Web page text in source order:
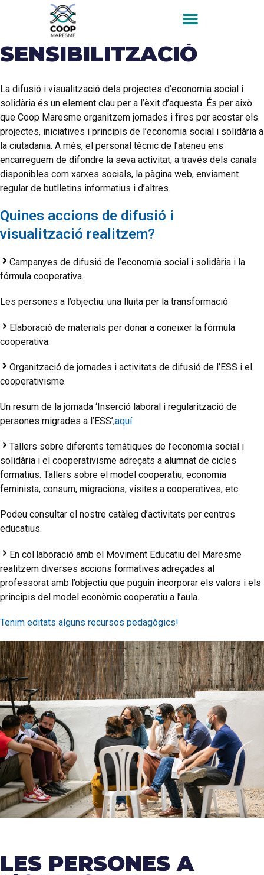
SENSIBILITZACIÓ
La difusió i visualització dels projectes d’economia social i
solidària és un element clau per a l’èxit d’aquesta. És per això
que Coop Maresme organitzem jornades i fires per acostar els
projectes, iniciatives i principis de l’economia social i solidària a
la ciutadania. A més, el personal tècnic de l’ateneu ens
encarreguem de difondre la seva activitat, a través dels canals
disponibles com xarxes socials, la pàgina web, enviament
regular de butlletins informatius i d’altres.
Quines accions de difusió i
visualització realitzem?
Campanyes de difusió de l’economia social i solidària i la
fórmula cooperativa.
Les persones a l’objectiu: una lluita per la transformació
Elaboració de materials per donar a coneixer la fórmula
cooperativa.
Organització de jornades i activitats de difusió de l’ESS i el
cooperativisme.
Un resum de la jornada ‘Inserció laboral i regularització de
persones migrades a l’ESS’,aquí
Tallers sobre diferents temàtiques de l’economia social i
solidària i el cooperativisme adreçats a alumnat de cicles
formatius. Tallers sobre el model cooperatiu, economia
feminista, consum, migracions, visites a cooperatives, etc.
Podeu consultar el nostre catàleg d’activitats per centres
educatius.
En col·laboració amb el Moviment Educatiu del Maresme
realitzem diverses accions formatives adreçades al
professorat amb l’objectiu que puguin incorporar els valors i els
principis del model econòmic cooperatiu a l’aula.
Tenim editats alguns recursos pedagògics!
LES PERSONES A